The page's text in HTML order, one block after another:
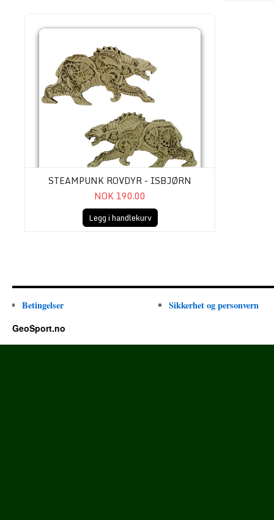
STEAMPUNK ROVDYR - ISBJØRN
NOK 190.00
Legg i handlekurv
Betingelser Sikkerhet og personvern
GeoSport.no